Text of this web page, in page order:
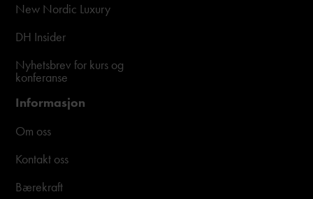
New Nordic Luxury
DH Insider
Nyhetsbrev for kurs og
konferanse
Informasjon
Om oss
Kontakt oss
Bærekraft